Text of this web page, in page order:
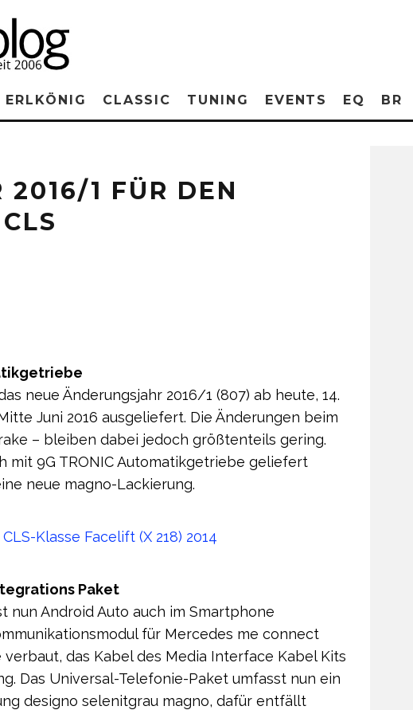
ERLKÖNIG CLASSIC TUNING EVENTS EQ BR
2016/1 FÜR DEN
neue Änderungsjahr 2016/1 (807) ab heute, 14.
Juni 2016 ausgeliefert. Die Änderungen beim
– bleiben dabei jedoch größtenteils gering.
mit 9G TRONIC Automatikgetriebe geliefert
neue magno-Lackierung.
Paket
nun Android Auto auch im Smartphone
für Mercedes me connect
das Kabel des Media Interface Kabel Kits
Das Universal-Telefonie-Paket umfasst nun ein
designo selenitgrau magno, dafür entfällt